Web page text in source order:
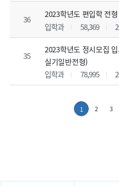
36
2023학년도 편입학 전
입학과
58,369
35
2023학년도 정시모집
실기일반전형)
입학과
78,995
1 2 3